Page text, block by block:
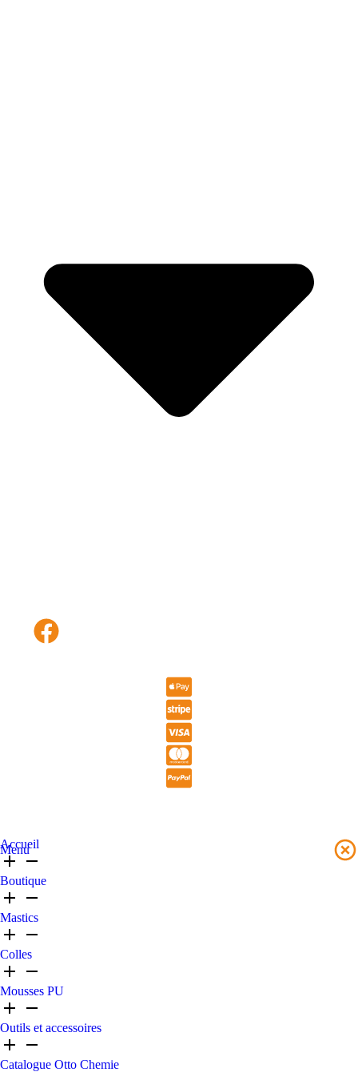
Menu
Accueil
Boutique
Mastics
Colles
Mousses PU
Outils et accessoires
Catalogue Otto Chemie